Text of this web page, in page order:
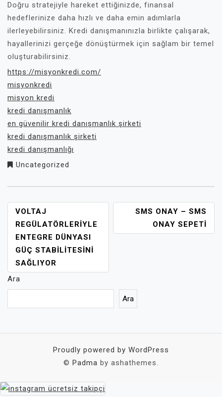
Doğru stratejiyle hareket ettiğinizde, finansal
hedeflerinize daha hızlı ve daha emin adımlarla
ilerleyebilirsiniz. Kredi danışmanınızla birlikte çalışarak,
hayallerinizi gerçeğe dönüştürmek için sağlam bir temel
oluşturabilirsiniz.
https://misyonkredi.com/
misyonkredi
misyon kredi
kredi danışmanlık
en güvenilir kredi danışmanlık şirketi
kredi danışmanlık şirketi
kredi danışmanlığı
Uncategorized
YAZI
GEZINMESI
VOLTAJ
REGÜLATÖRLERIYLE
ENTEGRE DÜNYASI
GÜÇ STABILITESINI
SAĞLIYOR
SMS ONAY – SMS
ONAY SEPETI
Ara
Ara
Proudly powered by WordPress
© Padma by ashathemes.